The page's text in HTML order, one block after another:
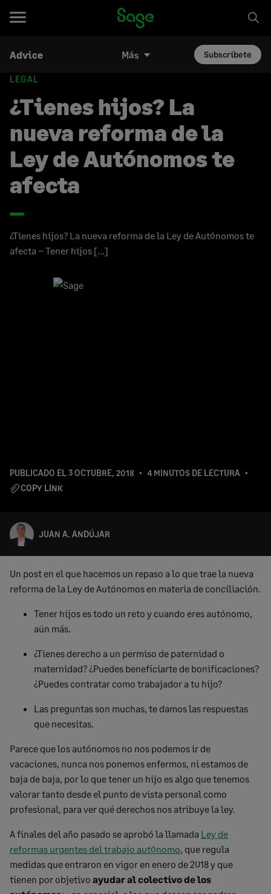
Advice Más Subscríbete
LEGAL
¿Tienes hijos? La
nueva reforma de la
Ley de Autónomos te
afecta
¿Tienes hijos? La nueva reforma de la Ley de Autónomos te
afecta – Tener hijos […]
PUBLICADO EL3 OCTUBRE, 2018
4 MINUTOS DE LECTURA
COPY LINK
JUAN A. ANDÚJAR
Un post en el que hacemos un repaso a lo que trae la nueva
reforma de la Ley de Autónomos en materia de conciliación.
Tener hijos es todo un reto y cuando eres autónomo,
aún más.
¿Tienes derecho a un permiso de paternidad o
maternidad? ¿Puedes beneficiarte de bonificaciones?
¿Puedes contratar como trabajador a tu hijo?
Las preguntas son muchas, te damos las respuestas
que necesitas.
Parece que los autónomos no nos podemos ir de
vacaciones, nunca nos ponemos enfermos, ni estamos de
baja de baja, por lo que tener un hijo es algo que tenemos
valorar tanto desde el punto de vista personal como
profesional, para ver qué derechos nos atribuye la ley.
A finales del año pasado se aprobó la llamada Ley de
reformas urgentes del trabajo autónomo, que regula
medidas que entraron en vigor en enero de 2018 y que
tienen por objetivo ayudar al colectivo de los